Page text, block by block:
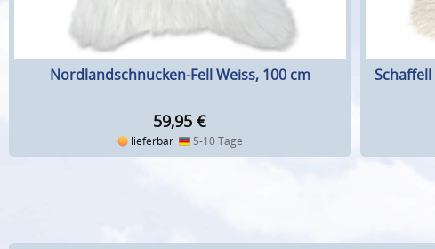
Nordlandschnucken-Fell Weiss, 100 cm
59,95 €
lieferbar 5-10 Tage